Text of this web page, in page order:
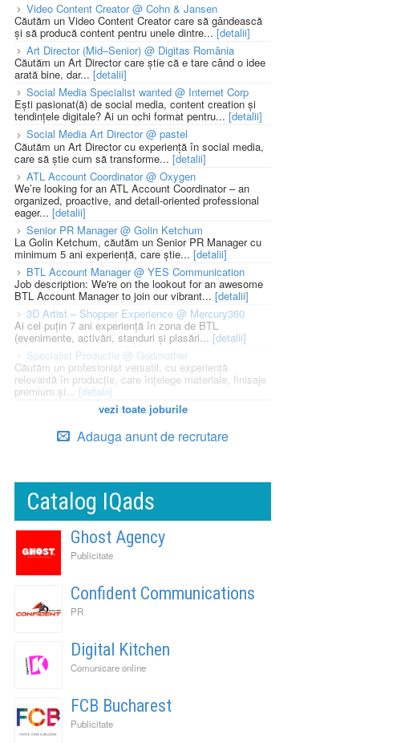
Video Content Creator @ Cohn & Jansen
Căutăm un Video Content Creator care să gândească
și să producă content pentru unele dintre... [detalii]
Art Director (Mid–Senior) @ Digitas România
Căutăm un Art Director care știe că e tare când o idee
arată bine, dar... [detalii]
Social Media Specialist wanted @ Internet Corp
Ești pasionat(ă) de social media, content creation și
tendințele digitale? Ai un ochi format pentru... [detalii]
Social Media Art Director @ pastel
Căutăm un Art Director cu experiență în social media,
care să știe cum să transforme... [detalii]
ATL Account Coordinator @ Oxygen
We’re looking for an ATL Account Coordinator – an
organized, proactive, and detail-oriented professional
eager... [detalii]
Senior PR Manager @ Golin Ketchum
La Golin Ketchum, căutăm un Senior PR Manager cu
minimum 5 ani experiență, care știe... [detalii]
BTL Account Manager @ YES Communication
Job description: We're on the lookout for an awesome
BTL Account Manager to join our vibrant... [detalii]
3D Artist – Shopper Experience @ Mercury360
Ai cel puțin 7 ani experiență în zona de BTL
(evenimente, activări, standuri și plasări... [detalii]
Specialist Productie @ Godmother
Căutăm un profesionist versatil, cu experiență
relevantă în producție, care înțelege materiale, finisaje
premium și... [detalii]
vezi toate joburile
Adauga anunt de recrutare
Catalog IQads
Ghost Agency
Publicitate
Confident Communications
PR
Digital Kitchen
Comunicare online
FCB Bucharest
Publicitate